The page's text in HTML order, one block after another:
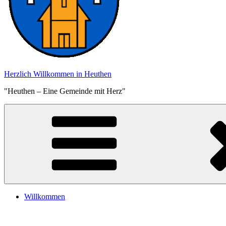
Herzlich Willkommen in Heuthen
"Heuthen – Eine Gemeinde mit Herz"
Willkommen